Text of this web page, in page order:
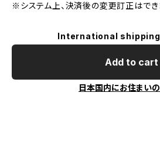
※システム上、決済後の変更訂正はで
International
Add to cart
日本国内にお住まい